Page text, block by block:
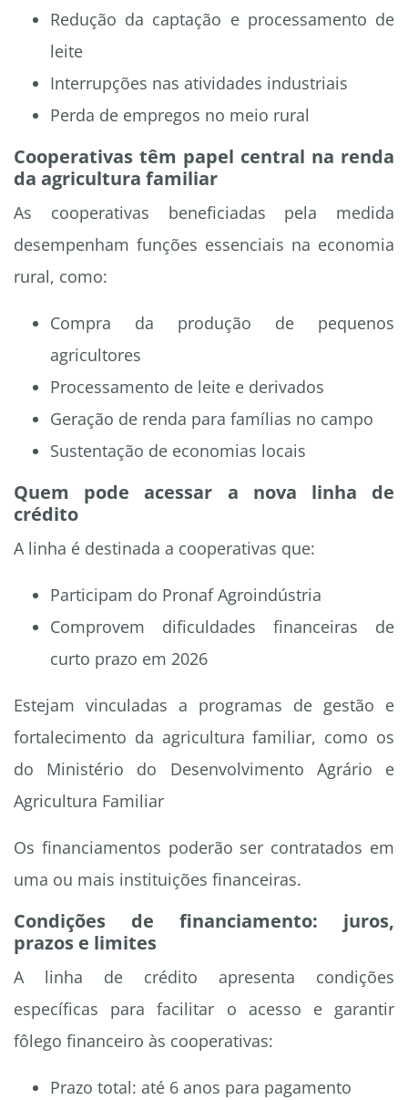
Redução da captação e processamento de
leite
Interrupções nas atividades industriais
Perda de empregos no meio rural
Cooperativas têm papel central na renda
da agricultura familiar
As cooperativas beneficiadas pela medida
desempenham funções essenciais na economia
rural, como:
Compra da produção de pequenos
agricultores
Processamento de leite e derivados
Geração de renda para famílias no campo
Sustentação de economias locais
Quem pode acessar a nova linha de
crédito
A linha é destinada a cooperativas que:
Participam do Pronaf Agroindústria
Comprovem dificuldades financeiras de
curto prazo em 2026
Estejam vinculadas a programas de gestão e
fortalecimento da agricultura familiar, como os
do Ministério do Desenvolvimento Agrário e
Agricultura Familiar
Os financiamentos poderão ser contratados em
uma ou mais instituições financeiras.
Condições de financiamento: juros,
prazos e limites
A linha de crédito apresenta condições
específicas para facilitar o acesso e garantir
fôlego financeiro às cooperativas:
Prazo total: até 6 anos para pagamento